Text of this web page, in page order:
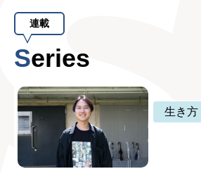
連載
Series
生き方